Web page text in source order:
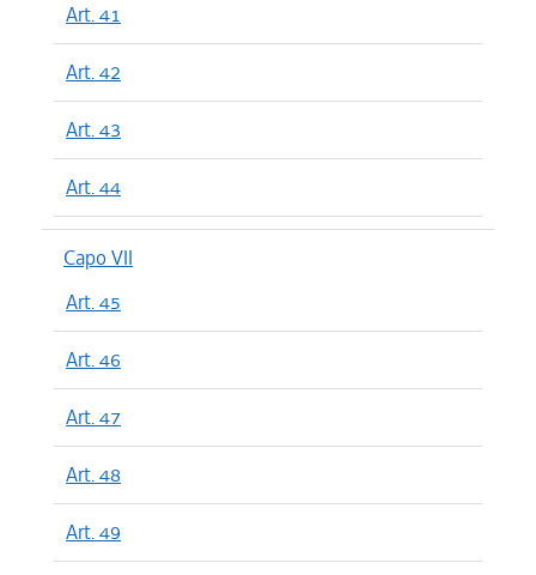
Art. 41
Art. 42
Art. 43
Art. 44
Capo VII
Art. 45
Art. 46
Art. 47
Art. 48
Art. 49